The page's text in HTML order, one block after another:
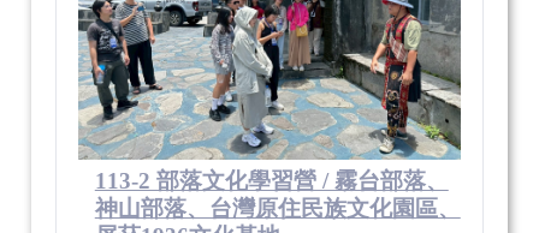
113-2 部落文化學習營 / 霧台部落、
神山部落、台灣原住民族文化園區、